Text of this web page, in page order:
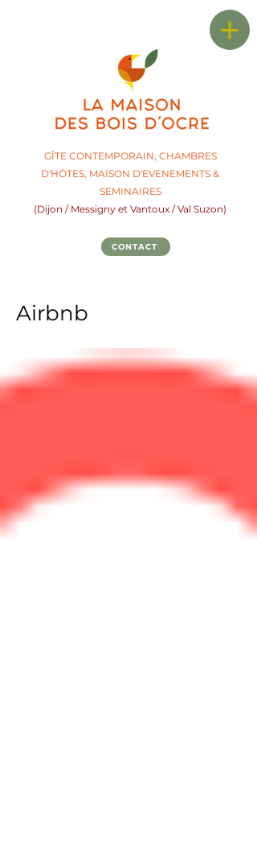
CONTACT
GÎTE CONTEMPORAIN, CHAMBRES
D'HÖTES, MAISON D'EVENEMENTS &
SEMINAIRES
(Dijon / Messigny et Vantoux / Val Suzon)
Airbnb